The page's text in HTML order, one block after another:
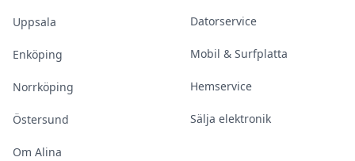
Uppsala
Enköping
Norrköping
Östersund
Om Alina
Datorservice
Mobil & Surfplatta
Hemservice
Sälja elektronik